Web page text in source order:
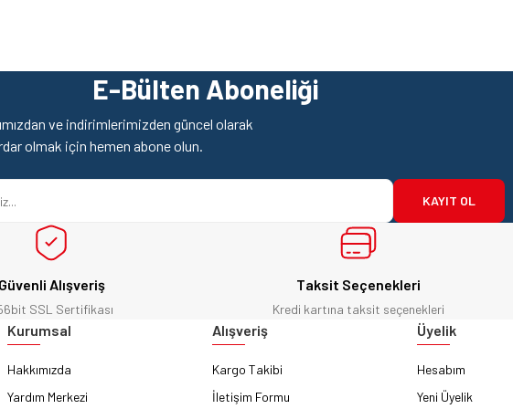
Yorum Yaz
Soru Sor
E-Bülten Aboneliği
ve indirimlerimizden güncel olarak
olmak için hemen abone olun.
KAYIT OL
Güvenli Alışveriş
SSL Sertifikası
Taksit Seçenekleri
Kredi kartına taksit seçenekleri
Kurumsal
Hakkımızda
Yardım Merkezi
Alışveriş
Kargo Takibi
İletişim Formu
Üyelik
Hesabım
Yeni Üyelik